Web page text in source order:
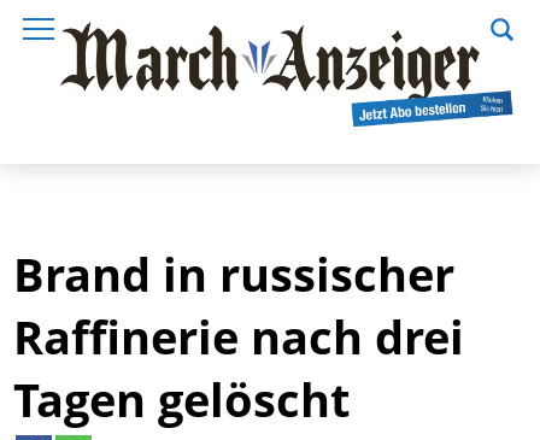
Brand in russischer
Raffinerie nach drei
Tagen gelöscht